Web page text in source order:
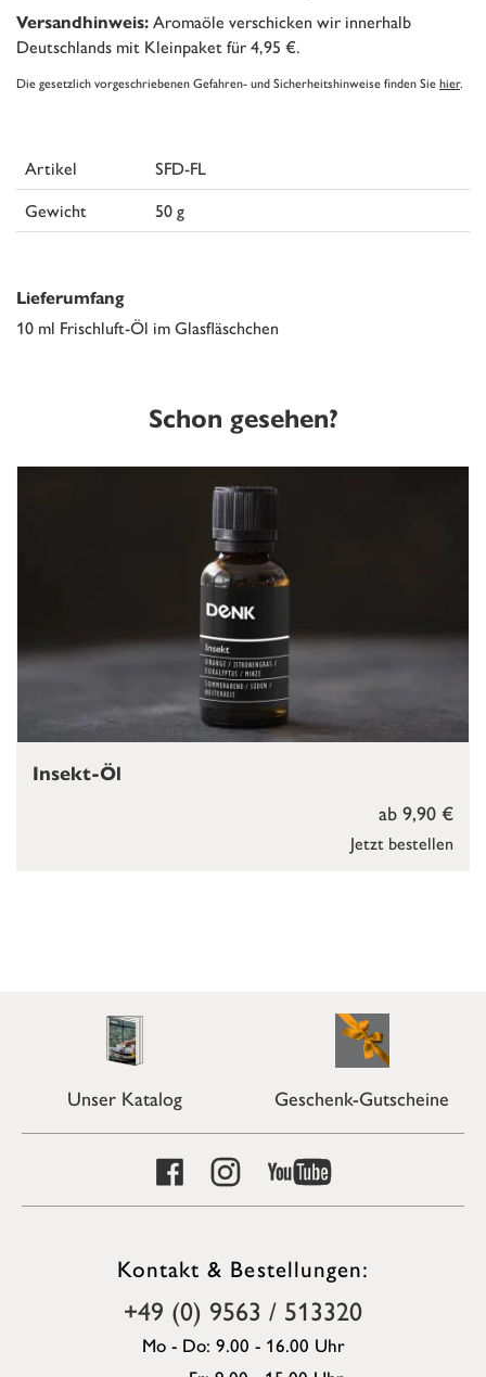
Versandhinweis: Aromaöle verschicken wir innerhalb
Deutschlands mit Kleinpaket für 4,95 €.
Die gesetzlich vorgeschriebenen Gefahren- und Sicherheitshinweise finden Siehier.
Artikel
SFD-FL
Gewicht
50 g
Lieferumfang
10 ml Frischluft-Öl im Glasfläschchen
Schon gesehen?
Jetzt bestellen
ab 9,90 €
Insekt-Öl
Unser Katalog Geschenk-Gutscheine
Kontakt & Bestellungen:
+49 (0) 9563 / 513320
Mo - Do: 9.00 - 16.00 Uhr